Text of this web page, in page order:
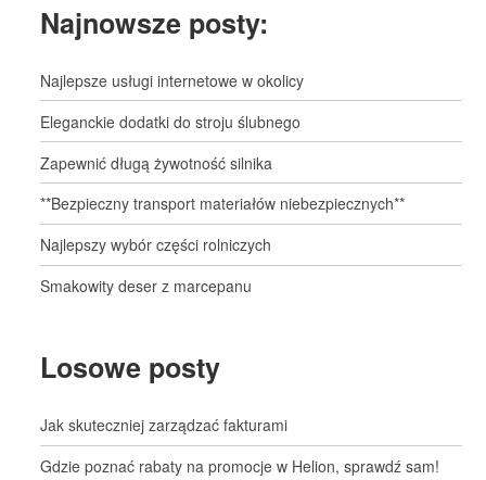
Najnowsze posty:
Najlepsze usługi internetowe w okolicy
Eleganckie dodatki do stroju ślubnego
Zapewnić długą żywotność silnika
**Bezpieczny transport materiałów niebezpiecznych**
Najlepszy wybór części rolniczych
Smakowity deser z marcepanu
Losowe posty
Jak skuteczniej zarządzać fakturami
Gdzie poznać rabaty na promocje w Helion, sprawdź sam!